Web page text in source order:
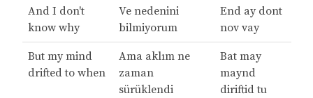
And I don't
know why
Ve nedenini
bilmiyorum
End ay dont
nov vay
But my mind
drifted to when
Ama aklım ne
zaman
sürüklendi
Bat may
maynd
diriftid tu